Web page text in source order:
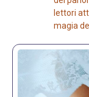
lettori
magia